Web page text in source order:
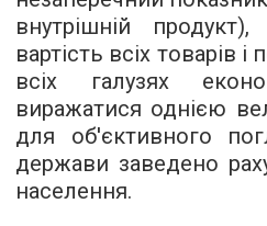
внутрішній
вартість всіх товарів
всіх галузях
виражатися однією
для об'єктивного
держави заведено
населення.